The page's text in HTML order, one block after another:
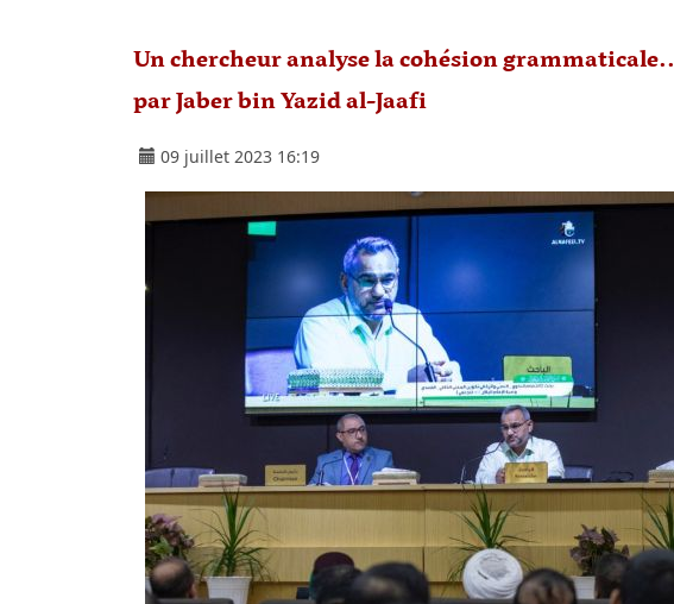
Un chercheur analyse la cohésion
par Jaber bin Yazid al-Jaafi
09 juillet 2023 16:19